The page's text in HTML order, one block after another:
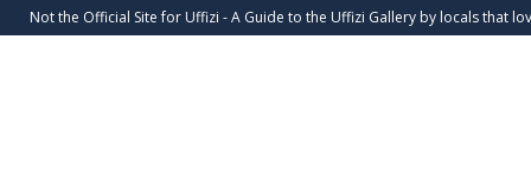
Not the Official Site for Uffizi - A Guide to the Uffizi Gallery by locals that